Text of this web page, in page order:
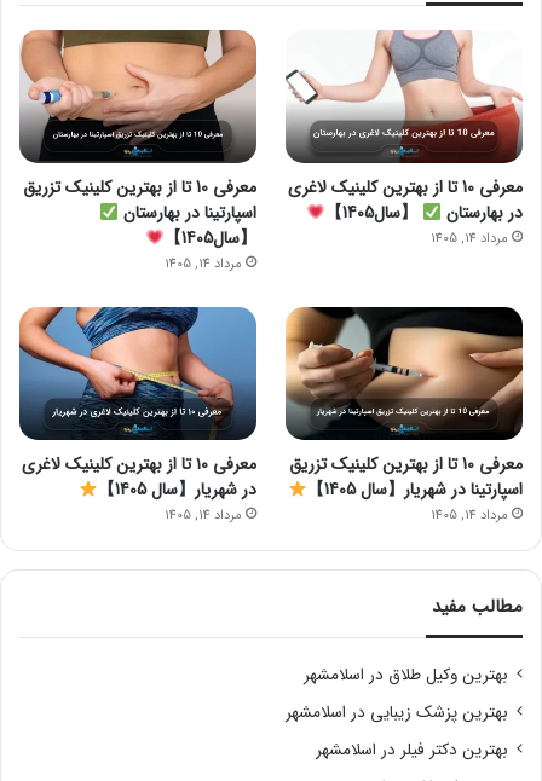
معرفی 10 تا از بهترین کلینیک لاغری
در بهارستان
【سال1405】
مرداد 14, 1405
معرفی 10 تا از بهترین کلینیک تزریق
اسپارتینا در بهارستان
【سال1405】
مرداد 14, 1405
معرفی 10 تا از بهترین کلینیک تزریق
اسپارتینا در شهریار【سال 1405】
مرداد 14, 1405
معرفی ۱۰ تا از بهترین کلینیک لاغری
در شهریار【سال 1405】
مرداد 14, 1405
مطالب مفید
بهترین وکیل طلاق در اسلامشهر
بهترین پزشک زیبایی در اسلامشهر
بهترین دکتر فیلر در اسلامشهر